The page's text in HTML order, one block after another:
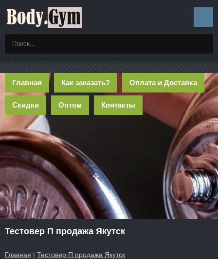
Главная Как заказать? Оплата и Доставка
Скидки Оптом Контакты
Тестовер П продажа Якутск
Главная | Тестовер П продажа Якутск